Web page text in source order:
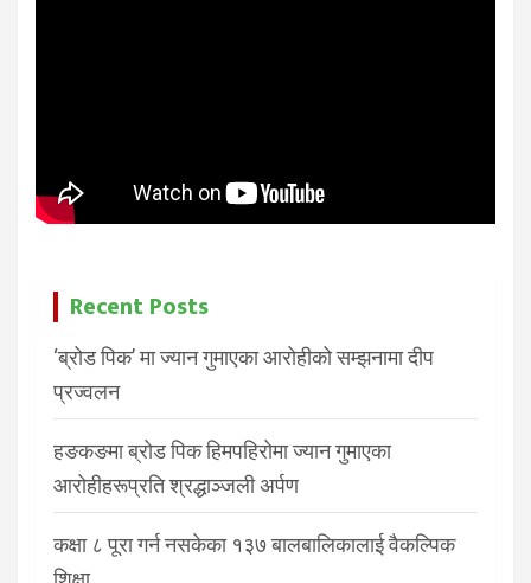
Recent Posts
‘ब्रोड पिक’ मा ज्यान गुमाएका आरोहीको सम्झनामा दीप
प्रज्वलन
हङकङमा ब्रोड पिक हिमपहिरोमा ज्यान गुमाएका
आरोहीहरूप्रति श्रद्धाञ्जली अर्पण
कक्षा ८ पूरा गर्न नसकेका १३७ बालबालिकालाई वैकल्पिक